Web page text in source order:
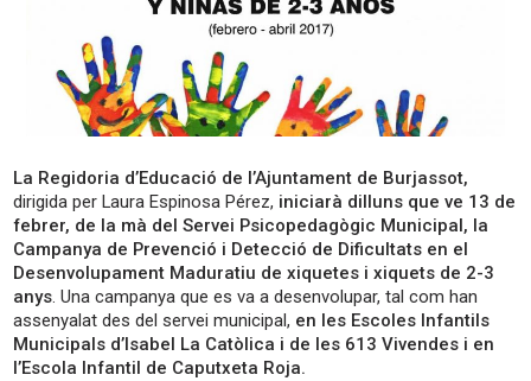
La Regidoria d’Educació de l’Ajuntament de Burjassot,
dirigida per Laura Espinosa Pérez, iniciarà dilluns que ve 13 de
febrer, de la mà del Servei Psicopedagògic Municipal, la
Campanya de Prevenció i Detecció de Dificultats en el
Desenvolupament Maduratiu de xiquetes i xiquets de 2-3
anys. Una campanya que es va a desenvolupar, tal com han
assenyalat des del servei municipal, en les Escoles Infantils
Municipals d’Isabel La Catòlica i de les 613 Vivendes i en
l’Escola Infantil de Caputxeta Roja.